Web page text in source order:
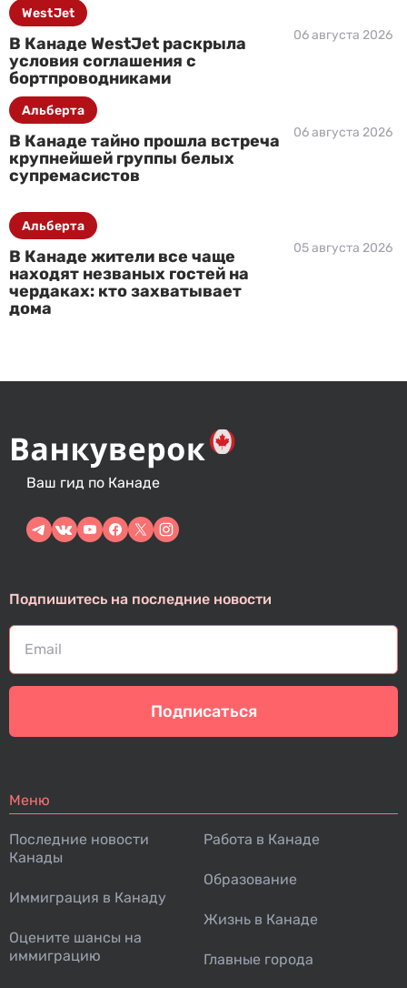
В Канаде WestJet раскрыла
условия соглашения с
бортпроводниками
06 августа 2026
WestJet
В Канаде тайно прошла встреча
крупнейшей группы белых
супремасистов
06 августа 2026
Альберта
В Канаде жители все чаще
находят незваных гостей на
чердаках: кто захватывает
дома
05 августа 2026
Альберта
Ваш гид по Канаде
Подпишитесь на последние новости
Подписаться
Меню
Последние новости
Канады
Иммиграция в Канаду
Оцените шансы на
иммиграцию
Работа в Канаде
Образование
Жизнь в Канаде
Главные города